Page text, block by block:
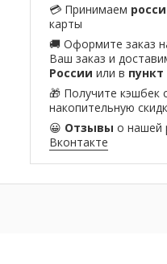
💳 Принимаем
карты
🚚 Оформите заказ
Ваш заказ и
России или в
🎁 Получите кэшбек
накопительную
😀 Отзывы о нашей
Вконтакте